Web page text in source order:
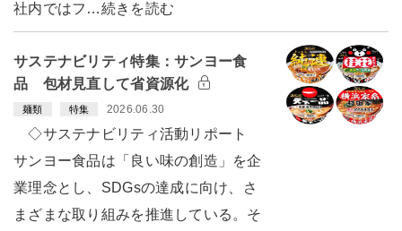
社内ではフ…続きを読む
サステナビリティ特集：サンヨー食
品 包材見直して省資源化
麺類 特集 2026.06.30
◇サステナビリティ活動リポート
サンヨー食品は「良い味の創造」を企
業理念とし、SDGsの達成に向け、さ
まざまな取り組みを推進している。そ